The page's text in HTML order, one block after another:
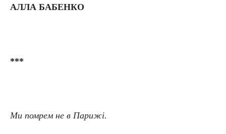
АЛЛА БАБЕНКО
***
Ми помрем не в Парижі.